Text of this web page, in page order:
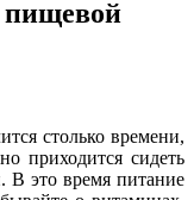
пищевой
столько времени,
приходится сидеть
В это время питание